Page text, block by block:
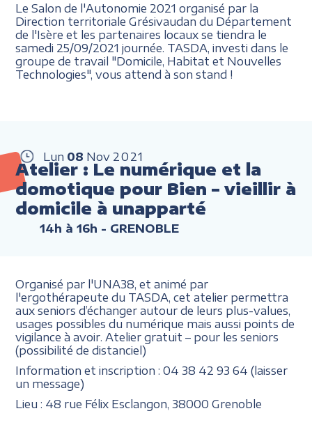
Le Salon de l'Autonomie 2021 organisé par la
Direction territoriale Grésivaudan du Département
de l'Isère et les partenaires locaux se tiendra le
samedi 25/09/2021 journée. TASDA, investi dans le
groupe de travail "Domicile, Habitat et Nouvelles
Technologies", vous attend à son stand !
Lun 08 Nov 2021
Atelier : Le numérique et la
domotique pour Bien – vieillir à
domicile à unapparté
14h à 16h - GRENOBLE
Organisé par l'UNA38, et animé par
l'ergothérapeute du TASDA, cet atelier permettra
aux seniors d’échanger autour de leurs plus-values,
usages possibles du numérique mais aussi points de
vigilance à avoir. Atelier gratuit – pour les seniors
(possibilité de distanciel)
Information et inscription : 04 38 42 93 64 (laisser
un message)
Lieu : 48 rue Félix Esclangon, 38000 Grenoble